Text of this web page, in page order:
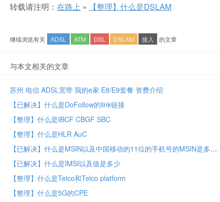
转载请注明： 在路上 » 【整理】什么是DSLAM
继续浏览有关 ADSL ATM DSL DSLAM 接入 的文章
与本文相关的文章
苏州 电信 ADSL宽带 我的e家 E8/E9套餐 资费介绍
【已解决】什么是DoFollow的link链接
【整理】什么是IBCF CBGF SBC
【整理】什么是HLR AuC
【已解决】什么是MSIN以及中国移动的11位的手机号的MSIN是多少
【已解决】什么是IMSI以及值是多少
【整理】什么是Telco和Telco platform
【整理】什么是5G的CPE